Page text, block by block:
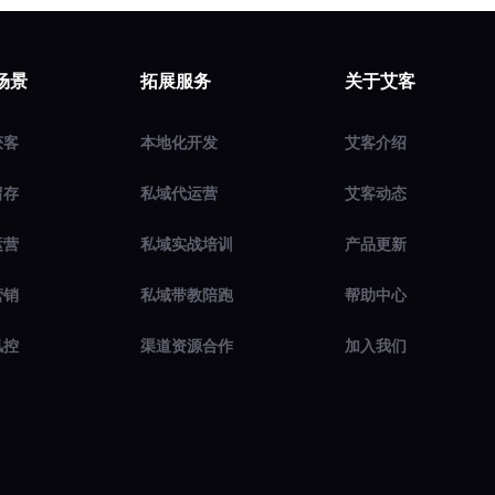
景
客
存
营
销
控
拓展服务
本地化开发
私域代运营
私域实战培训
私域带教陪跑
渠道资源合作
关于艾客
艾客介绍
艾客动态
产品更新
帮助中心
加入我们